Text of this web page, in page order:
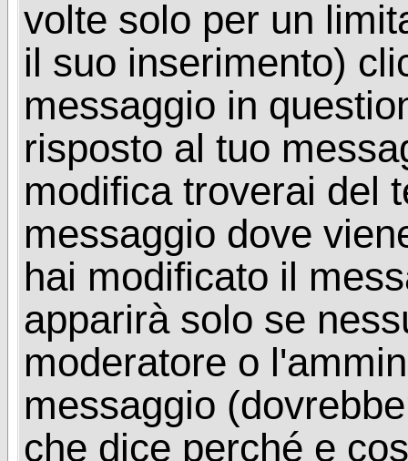
volte solo per un
il suo inserimento)
messaggio in
risposto al tuo
modifica troverai del
messaggio dove
hai modificato il
apparirà solo se
moderatore o
messaggio
che dice perché e